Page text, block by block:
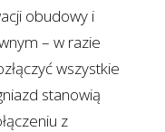
obudowy i
– w razie
wszystkie
stanowią
z